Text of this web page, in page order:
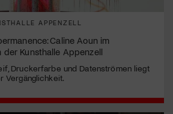
APPENZELL
Caline Aoun im
der Kunsthalle Appenzell
Druckerfarbe und Datenströmen liegt
Vergänglichkeit.